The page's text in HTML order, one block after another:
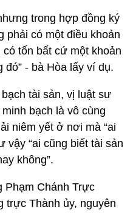
trong hợp đồng ký
phải có một điều khoản
tốn bất cứ một khoản
- bà Hòa lấy ví dụ.
tài sản, vị luật sư
bạch là vô cùng
niêm yết ở nơi mà “ai
vậy “ai cũng biết tài sản
không”.
Phạm Chánh Trực
trực Thành ủy, nguyên